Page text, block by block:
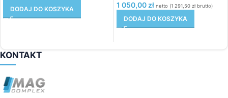
DODAJ DO KOSZYKA
1 050,00 zł netto (1 291,50 zł brutto)
DODAJ DO KOSZYKA
KONTAKT